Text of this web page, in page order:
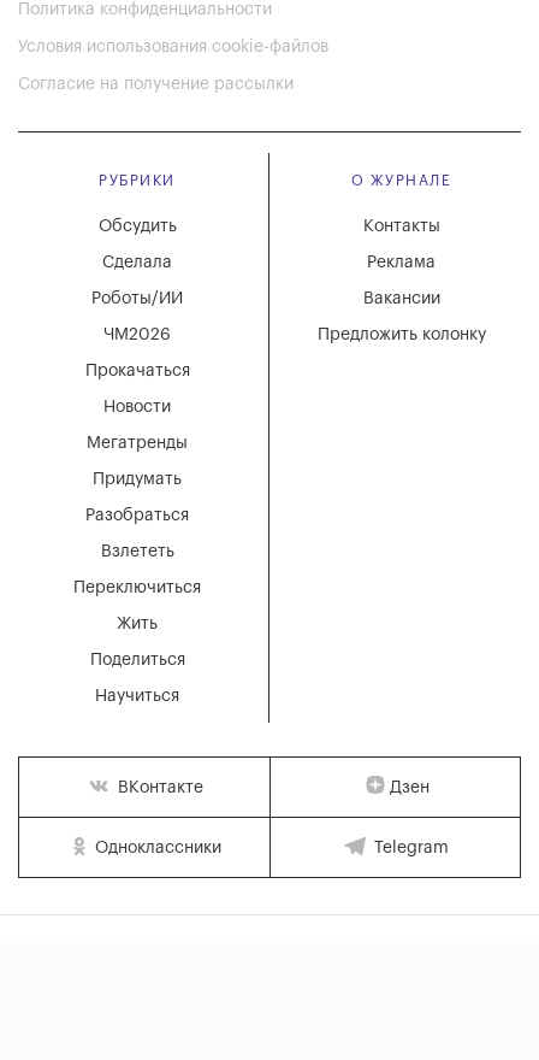
Политика конфиденциальности
Условия использования cookie-файлов
Согласие на получение рассылки
РУБРИКИ
Мегатренды
Придумать
Разобраться
Взлететь
Новости
Переключиться
Жить
Поделиться
Научиться
Обсудить
Сделала
Роботы/ИИ
ЧМ2026
Прокачаться
О ЖУРНАЛЕ
Вакансии
Реклама
Контакты
Предложить колонку
ВКонтакте Дзен
Одноклассники Telegram